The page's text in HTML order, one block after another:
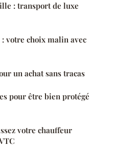
: transport de luxe
votre choix malin avec
un achat sans tracas
pour être bien protégé
votre chauffeur